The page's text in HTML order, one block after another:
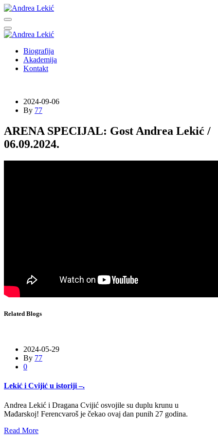
Biografija
Akademija
Kontakt
2024-09-06
By 77
ARENA SPECIJAL: Gost Andrea Lekić /
06.09.2024.
Related Blogs
2024-05-29
By 77
0
Lekić i Cvijić u istoriji –.
Andrea Lekić i Dragana Cvijić osvojile su duplu krunu u
Mađarskoj! Ferencvaroš je čekao ovaj dan punih 27 godina.
Read More